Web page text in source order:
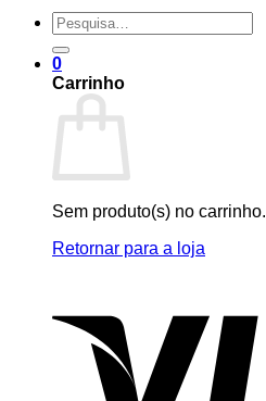
Pesquisar
por:
0
Carrinho
Sem produto(s) no carrinho.
Retornar para a loja